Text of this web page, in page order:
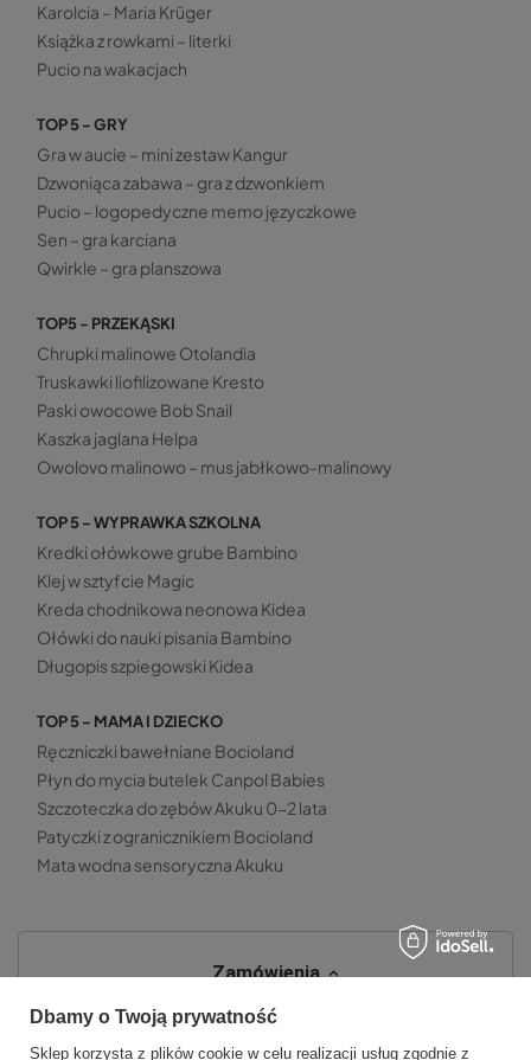
Karolcia – Maria Krüger
Książka z rowkami – literki
Pucio na wakacjach
TOP 5 - GRY
Gra w aucie – mini zestaw Kangur
Dzwoniąca zabawa – gra z dzwonkiem
Pucio – logopedyczne memo języczkowe
Sen – gra karciana
Qwirkle – gra planszowa
TOP5 - PRZEKĄSKI
Chrupki malinowe Otolandia
Truskawki liofilizowane Kresto
Paski owocowe Bob Snail
Kaszka jaglana Helpa
Owolovo malinowo – mus jabłkowo-malinowy
TOP 5 - WYPRAWKA SZKOLNA
Kredki ołówkowe grube Bambino
Klej w sztyfcie Magic
Kreda chodnikowa neonowa Kidea
Ołówki do nauki pisania Bambino
Długopis szpiegowski Kidea
TOP 5 - MAMA I DZIECKO
Ręczniczki bawełniane Bocioland
Płyn do mycia butelek Canpol Babies
Szczoteczka do zębów Akuku 0-2 lata
Patyczki z ogranicznikiem Bocioland
Mata wodna sensoryczna Akuku
Zamówienia
Status zamówienia
Dbamy o Twoją prywatność
Sklep korzysta z plików cookie w celu realizacji usług zgodnie z